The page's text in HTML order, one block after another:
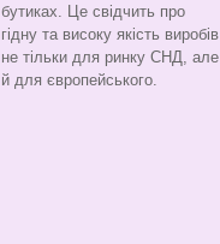
бутиках. Це свідчить про
гідну та високу якість виробів
не тільки для ринку СНД, але
й для європейського.